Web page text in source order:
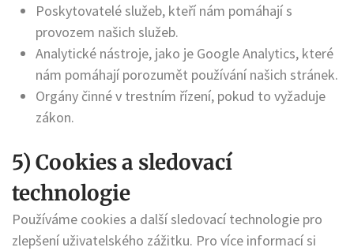
Poskytovatelé služeb, kteří nám pomáhají s
provozem našich služeb.
Analytické nástroje, jako je Google Analytics, které
nám pomáhají porozumět používání našich stránek.
Orgány činné v trestním řízení, pokud to vyžaduje
zákon.
5) Cookies a sledovací
technologie
Používáme cookies a další sledovací technologie pro
zlepšení uživatelského zážitku. Pro více informací si